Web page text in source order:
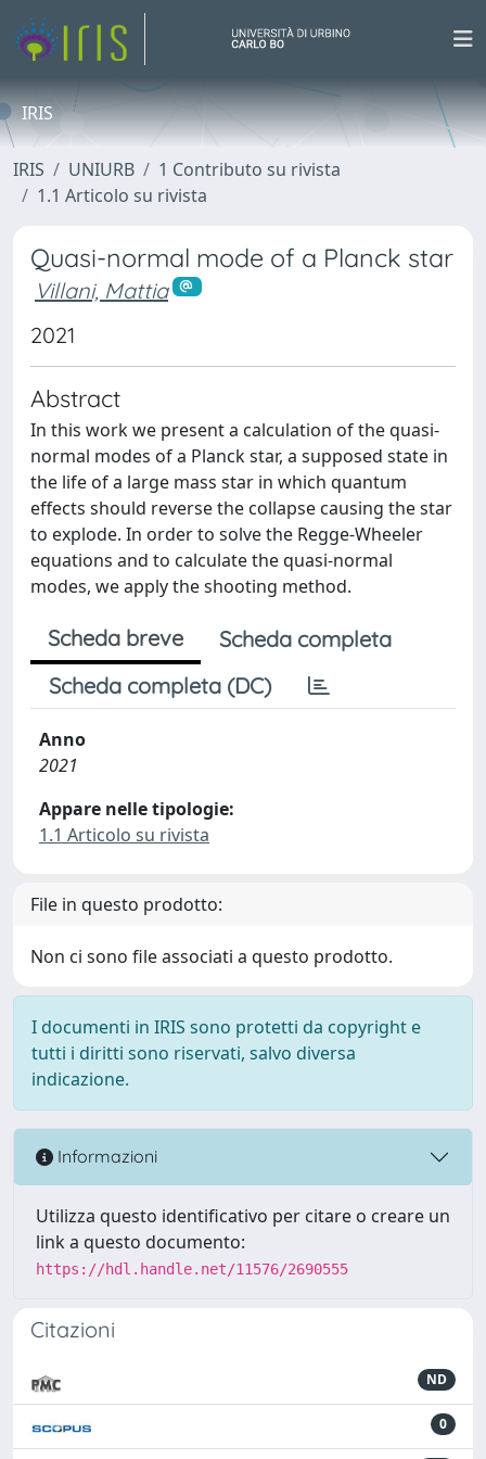
IRIS
IRIS UNIURB
1 Contributo su rivista
1.1 Articolo su rivista
Quasi-normal mode of a Planck star
Villani, Mattia
2021
Abstract
In this work we present a calculation of the quasi-
normal modes of a Planck star, a supposed state in
the life of a large mass star in which quantum
effects should reverse the collapse causing the star
to explode. In order to solve the Regge-Wheeler
equations and to calculate the quasi-normal
modes, we apply the shooting method.
Scheda breve
Scheda completa
Scheda completa (DC)
Anno
2021
Appare nelle tipologie:
1.1 Articolo su rivista
File in questo prodotto:
Non ci sono file associati a questo prodotto.
I documenti in IRIS sono protetti da copyright e
tutti i diritti sono riservati, salvo diversa
indicazione.
Informazioni
Utilizza questo identificativo per citare o creare un
link a questo documento:
https://hdl.handle.net/11576/2690555
Citazioni
ND
0